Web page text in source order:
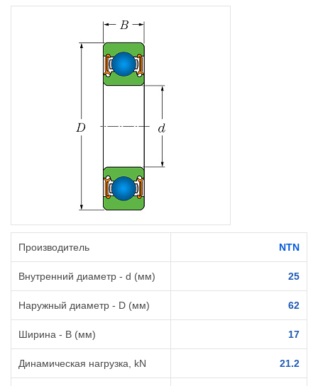
Производитель NTN
Внутренний диаметр - d (мм) 25
Наружный диаметр - D (мм) 62
Ширина - B (мм) 17
Динамическая нагрузка, kN 21.2